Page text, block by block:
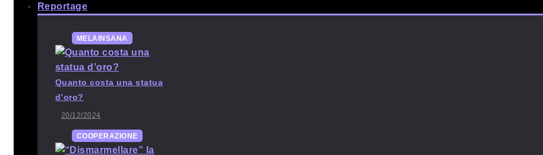
Reportage
MELAINSANA
Quanto costa una statua
d’oro?
20/12/2024
COOPERAZIONE